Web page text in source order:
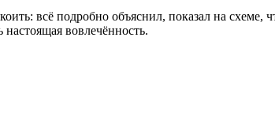
всё подробно объяснил, показал на схеме,
вовлечённость.